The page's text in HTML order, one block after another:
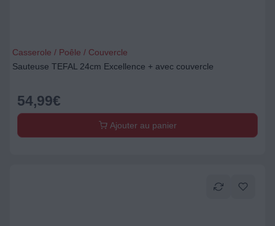
Casserole / Poêle / Couvercle
Sauteuse TEFAL 24cm Excellence + avec couvercle
54,99€
Ajouter au panier